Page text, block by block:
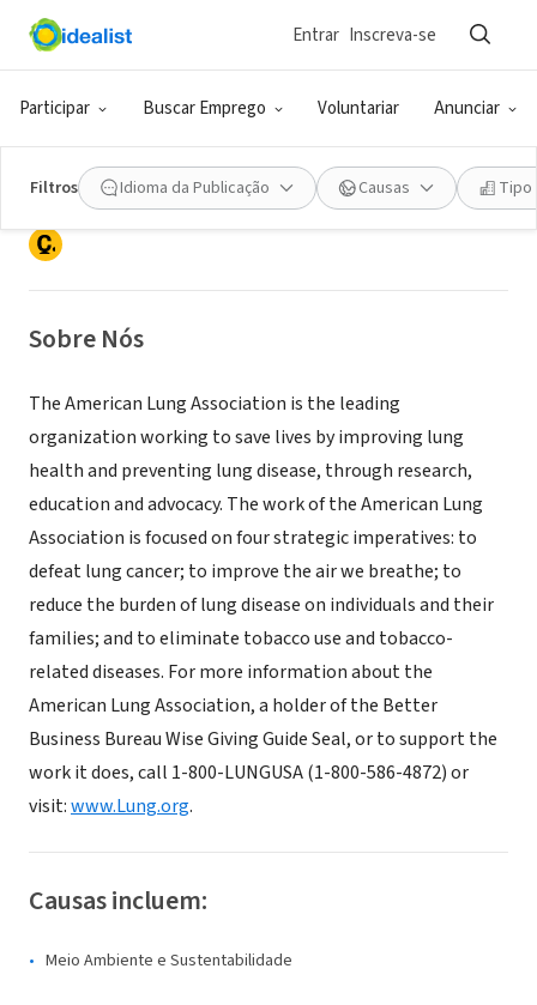
Participar Buscar Emprego Voluntariar Anunciar
Entrar Inscreva-se
Filtros Idioma da Publicação Causas Tipo
American Lung Association
Chicago, IL|www.lung.org
Sobre Nós
The American Lung Association is the leading
organization working to save lives by improving lung
health and preventing lung disease, through research,
education and advocacy. The work of the American Lung
Association is focused on four strategic imperatives: to
defeat lung cancer; to improve the air we breathe; to
reduce the burden of lung disease on individuals and their
families; and to eliminate tobacco use and tobacco-
related diseases. For more information about the
American Lung Association, a holder of the Better
Business Bureau Wise Giving Guide Seal, or to support the
work it does, call 1-800-LUNGUSA (1-800-586-4872) or
visit:www.Lung.org.
Causas incluem:
Meio Ambiente e Sustentabilidade